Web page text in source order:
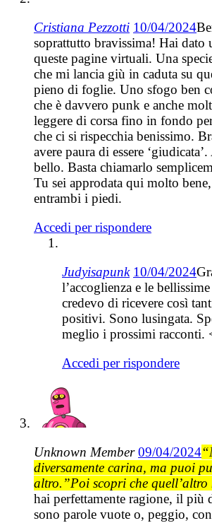
Cristiana Pezzotti 10/04/2024
soprattutto bravissima! Hai dato
queste pagine virtuali. Una
che mi lancia giù in caduta su
pieno di foglie. Uno sfogo ben
che è davvero punk e anche
leggere di corsa fino in fondo
che ci si rispecchia benissimo.
avere paura di essere
bello. Basta chiamarlo
Tu sei approdata qui molto bene,
entrambi i piedi.
Accedi per rispondere
Judyisapunk 10/04/2024
l’accoglienza e le
credevo di ricevere così
positivi. Sono lusingata.
meglio i prossimi racconti.
Accedi per rispondere
Unknown Member 09/04/2024
diversamente carina, ma puoi
altro.”Poi scopri che quell’altro
hai perfettamente ragione, il più
sono parole vuote o, peggio,